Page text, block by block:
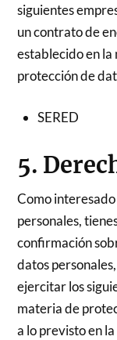
siguientes
un contrato de
establecido en
protección de
SERED
5.
Como
personales,
confirmación
datos
ejercitar los
materia de
a lo previsto en